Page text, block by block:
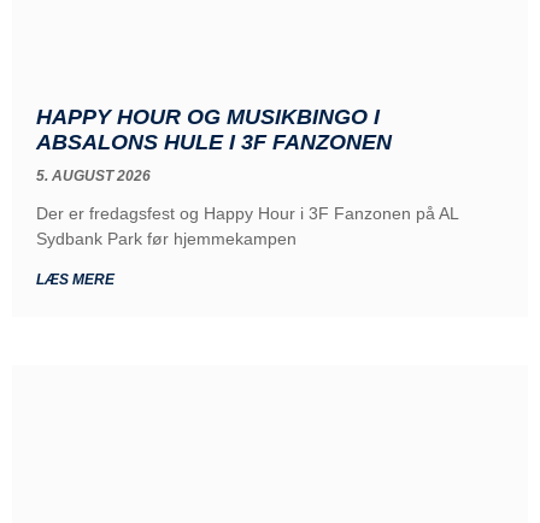
HAPPY HOUR OG MUSIKBINGO I
ABSALONS HULE I 3F FANZONEN
5. AUGUST 2026
Der er fredagsfest og Happy Hour i 3F Fanzonen på AL
Sydbank Park før hjemmekampen
LÆS MERE